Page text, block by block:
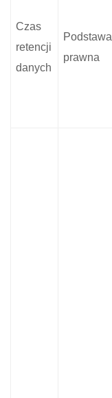
Czas
retencji
danych
Podstawa
prawna